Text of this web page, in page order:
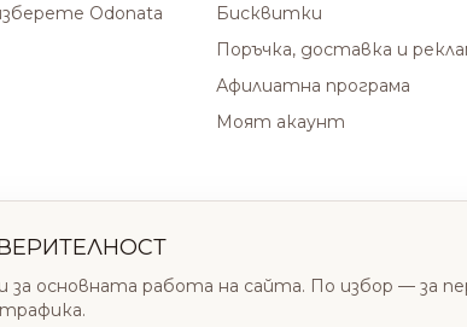
Odonata
Бисквитки
Поръчка, доставка и
Афилиатна програма
Моят акаунт
за основната работа на сайта. По избор — за
трафика.